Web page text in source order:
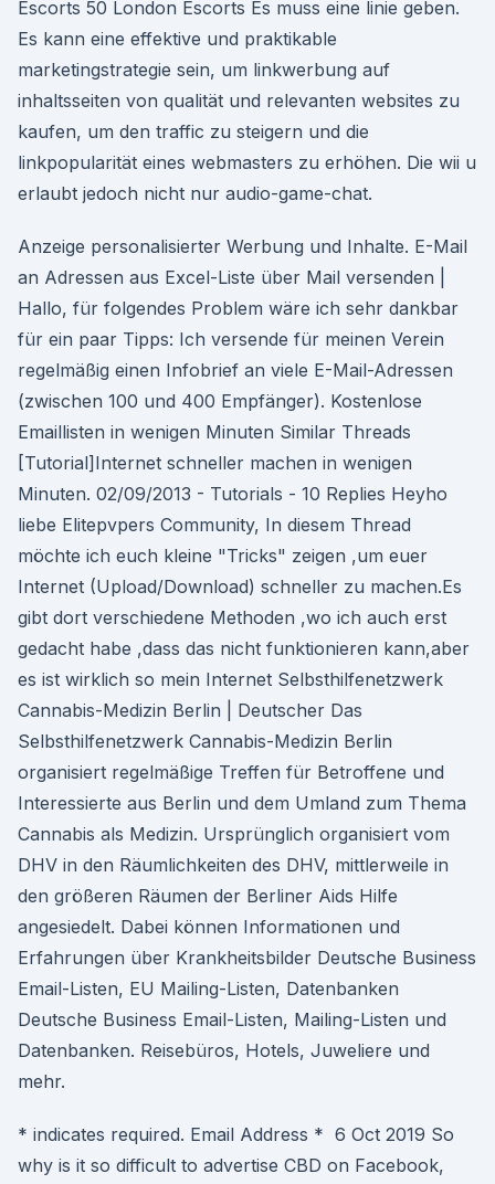
Escorts 50 London Escorts Es muss eine linie geben.
Es kann eine effektive und praktikable
marketingstrategie sein, um linkwerbung auf
inhaltsseiten von qualität und relevanten websites zu
kaufen, um den traffic zu steigern und die
linkpopularität eines webmasters zu erhöhen. Die wii u
erlaubt jedoch nicht nur audio-game-chat.
Anzeige personalisierter Werbung und Inhalte. E-Mail
an Adressen aus Excel-Liste über Mail versenden |
Hallo, für folgendes Problem wäre ich sehr dankbar
für ein paar Tipps: Ich versende für meinen Verein
regelmäßig einen Infobrief an viele E-Mail-Adressen
(zwischen 100 und 400 Empfänger). Kostenlose
Emaillisten in wenigen Minuten Similar Threads
[Tutorial]Internet schneller machen in wenigen
Minuten. 02/09/2013 - Tutorials - 10 Replies Heyho
liebe Elitepvpers Community, In diesem Thread
möchte ich euch kleine "Tricks" zeigen ,um euer
Internet (Upload/Download) schneller zu machen.Es
gibt dort verschiedene Methoden ,wo ich auch erst
gedacht habe ,dass das nicht funktionieren kann,aber
es ist wirklich so mein Internet Selbsthilfenetzwerk
Cannabis-Medizin Berlin | Deutscher Das
Selbsthilfenetzwerk Cannabis-Medizin Berlin
organisiert regelmäßige Treffen für Betroffene und
Interessierte aus Berlin und dem Umland zum Thema
Cannabis als Medizin. Ursprünglich organisiert vom
DHV in den Räumlichkeiten des DHV, mittlerweile in
den größeren Räumen der Berliner Aids Hilfe
angesiedelt. Dabei können Informationen und
Erfahrungen über Krankheitsbilder Deutsche Business
Email-Listen, EU Mailing-Listen, Datenbanken
Deutsche Business Email-Listen, Mailing-Listen und
Datenbanken. Reisebüros, Hotels, Juweliere und
mehr.
* indicates required. Email Address * 6 Oct 2019 So
why is it so difficult to advertise CBD on Facebook,